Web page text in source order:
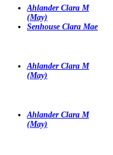
Ahlander Clara M
(May)
Senhouse Clara Mae
Ahlander Clara M
(May)
Ahlander Clara M
(May)